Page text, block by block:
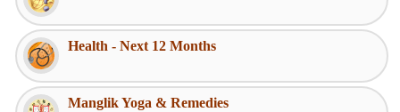
Health - Next 12 Months
Manglik Yoga & Remedies